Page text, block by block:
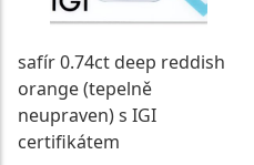
safír 0.74ct deep reddish
orange (tepelně
neupraven) s IGI
certifikátem